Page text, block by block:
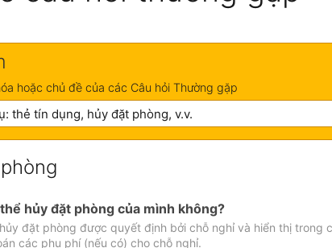
hoặc chủ đề của các Câu hỏi Thường gặp
hủy đặt phòng của mình không?
đặt phòng được quyết định bởi chỗ nghỉ và hiển thị trong
các phụ phí (nếu có) cho chỗ nghỉ.